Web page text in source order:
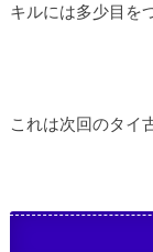
キルには多少目を
これは次回のタイ